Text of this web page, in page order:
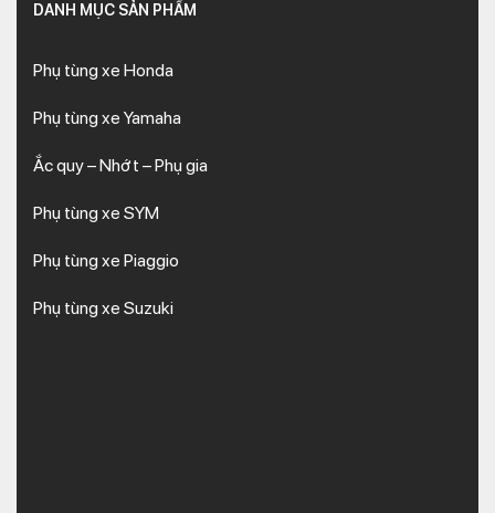
DANH MỤC SẢN PHẨM
Phụ tùng xe Honda
Phụ tùng xe Yamaha
Ắc quy – Nhớt – Phụ gia
Phụ tùng xe SYM
Phụ tùng xe Piaggio
Phụ tùng xe Suzuki